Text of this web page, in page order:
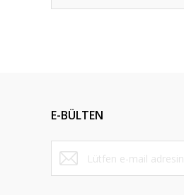
Ürün bilgilerinde hatalar
Ürün fiyatı diğer
Bu ürüne benzer farklı
E-BÜLTEN